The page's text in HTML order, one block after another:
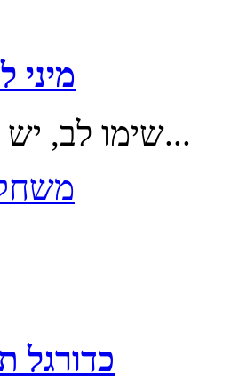
מיני
שימו לב, יש ללחוץ על...
כדורגל